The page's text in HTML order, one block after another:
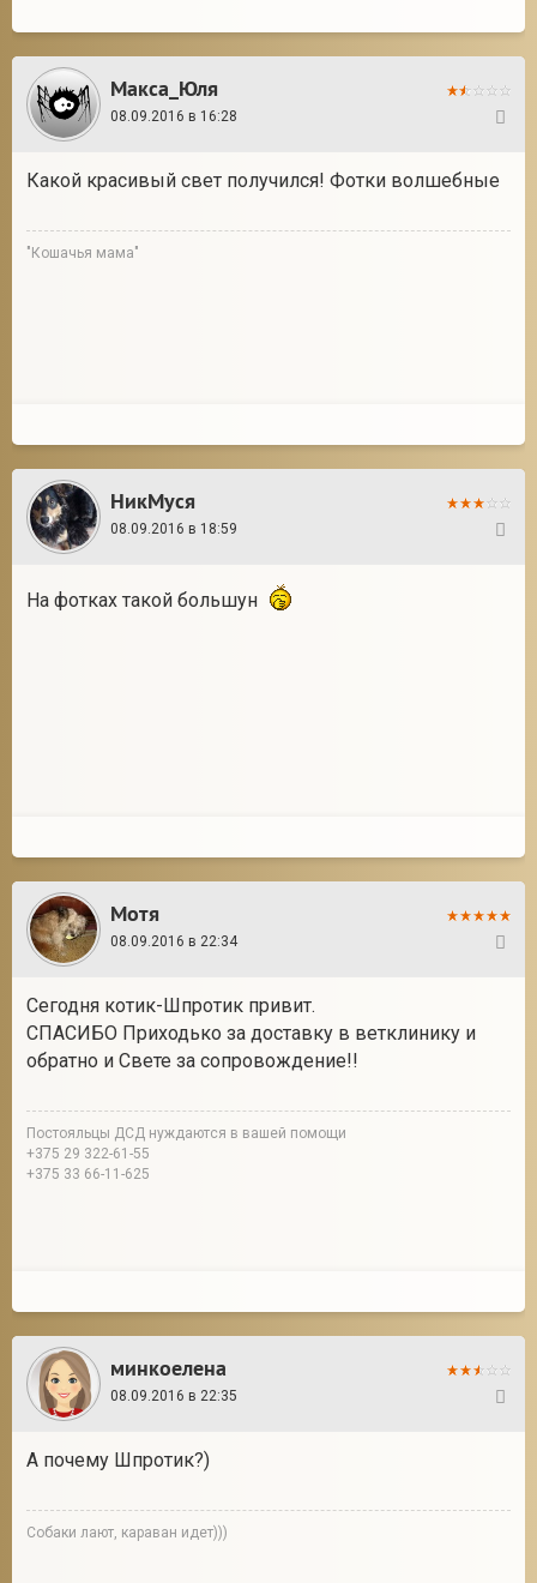
Макса_Юля
08.09.2016 в 16:28
Какой красивый свет получился! Фотки волшебные
"Кошачья мама"
НикМуся
08.09.2016 в 18:59
На фотках такой большун
Мотя
08.09.2016 в 22:34
Сегодня котик-Шпротик привит.
СПАСИБО Приходько за доставку в ветклинику и
обратно и Свете за сопровождение!!
Постояльцы ДСД нуждаются в вашей помощи
+375 29 322-61-55
+375 33 66-11-625
минкоелена
08.09.2016 в 22:35
А почему Шпротик?)
Собаки лают, караван идет)))